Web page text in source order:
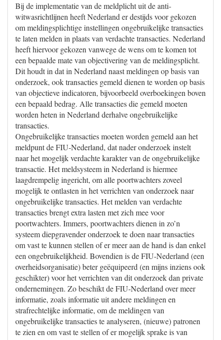
Bij de implementatie van de meldplicht uit de anti-
witwasrichtlijnen heeft Nederland er destijds voor gekozen
om meldingsplichtige instellingen ongebruikelijke transacties
te laten melden in plaats van verdachte transacties. Nederland
heeft hiervoor gekozen vanwege de wens om te komen tot
een bepaalde mate van objectivering van de meldingsplicht.
Dit houdt in dat in Nederland naast meldingen op basis van
onderzoek, ook transacties gemeld dienen te worden op basis
van objectieve indicatoren, bijvoorbeeld overboekingen boven
een bepaald bedrag. Alle transacties die gemeld moeten
worden heten in Nederland derhalve ongebruikelijke
transacties.
Ongebruikelijke transacties moeten worden gemeld aan het
meldpunt de FIU-Nederland, dat nader onderzoek instelt
naar het mogelijk verdachte karakter van de ongebruikelijke
transactie. Het meldsysteem in Nederland is hiermee
laagdrempelig ingericht, om alle poortwachters zoveel
mogelijk te ontlasten in het verrichten van onderzoek naar
ongebruikelijke transacties. Het melden van verdachte
transacties brengt extra lasten met zich mee voor
poortwachters. Immers, poortwachters dienen in zo’n
systeem diepgravender onderzoek te doen naar transacties
om vast te kunnen stellen of er meer aan de hand is dan enkel
een ongebruikelijkheid. Bovendien is de FIU-Nederland (een
overheidsorganisatie) beter geëquipeerd (en mijns inziens ook
geschikter) voor het verrichten van dit onderzoek dan private
ondernemingen. Zo beschikt de FIU-Nederland over meer
informatie, zoals informatie uit andere meldingen en
strafrechtelijke informatie, om de meldingen van
ongebruikelijke transacties te analyseren, (nieuwe) patronen
te zien en om vast te stellen of er mogelijk sprake is van